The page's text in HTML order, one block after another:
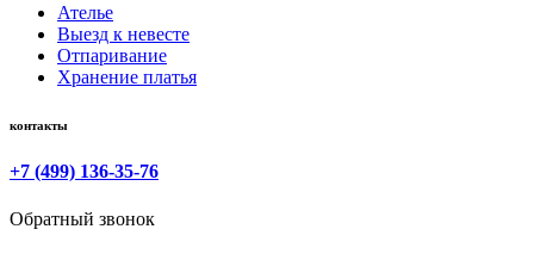
Ателье
Выезд к невесте
Отпаривание
Хранение платья
контакты
+7 (499) 136-35-76
Обратный звонок